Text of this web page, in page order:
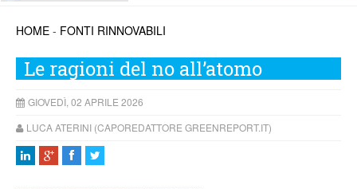
HOME - FONTI RINNOVABILI
Le ragioni del no all’atomo
GIOVEDÌ, 02 APRILE 2026
LUCA ATERINI (CAPOREDATTORE GREENREPORT.IT)